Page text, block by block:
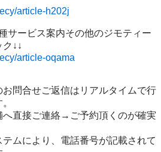
article-h202j
サービス案内その他のジモティー
article-oqama
問合せご返信はリアルタイムで行
へ直接ご連絡→ご予約頂くのが確実
ムにより、電話番号が記載されて